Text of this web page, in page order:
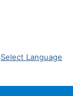
Select Language